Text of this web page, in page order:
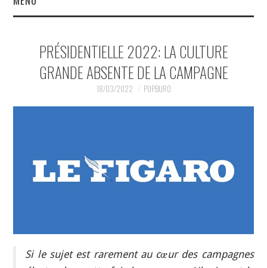
MUSIQUESACTUELLES.NET
GABBA GABBA HEY !
DOKO
PRÉSIDENTIELLE 2022: LA CULTURE
GRANDE ABSENTE DE LA CAMPAGNE
18/03/2022 POPBURO
Si le sujet est rarement au cœur des campagnes